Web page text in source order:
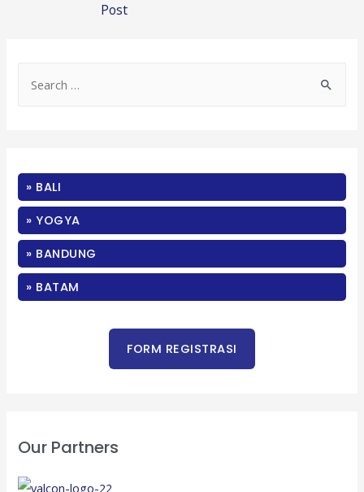
Post
f
o
r
» BALI
» YOGYA
» BANDUNG
» BATAM
Our Partners